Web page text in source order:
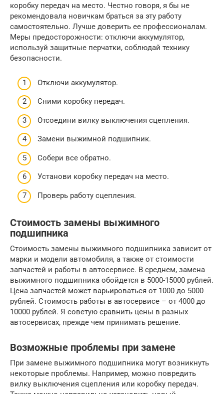
коробку передач на место. Честно говоря, я бы не
рекомендовала новичкам браться за эту работу
самостоятельно. Лучше доверить ее профессионалам.
Меры предосторожности: отключи аккумулятор,
используй защитные перчатки, соблюдай технику
безопасности.
Отключи аккумулятор.
Сними коробку передач.
Отсоедини вилку выключения сцепления.
Замени выжимной подшипник.
Собери все обратно.
Установи коробку передач на место.
Проверь работу сцепления.
Стоимость замены выжимного
подшипника
Стоимость замены выжимного подшипника зависит от
марки и модели автомобиля, а также от стоимости
запчастей и работы в автосервисе. В среднем, замена
выжимного подшипника обойдется в 5000-15000 рублей.
Цена запчастей может варьироваться от 1000 до 5000
рублей. Стоимость работы в автосервисе – от 4000 до
10000 рублей. Я советую сравнить цены в разных
автосервисах, прежде чем принимать решение.
Возможные проблемы при замене
При замене выжимного подшипника могут возникнуть
некоторые проблемы. Например, можно повредить
вилку выключения сцепления или коробку передач.